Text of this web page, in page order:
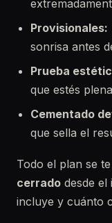
Provisionales:
sonrisa antes
Prueba
que estés
Cementado
que sella el
Todo el plan se
cerrado desde el
incluye y cuánto